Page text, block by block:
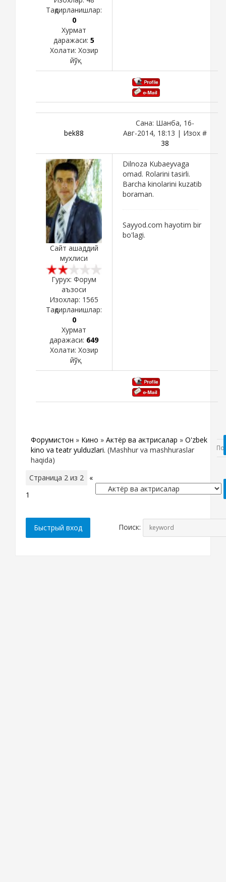
Тақдирланишлар:
0
Хурмат
даражаси: 5
Холати: Хозир
йўқ
bek88
Сана: Шанба, 16-
Авг-2014, 18:13 | Изох #
38
Сайт ашаддий
мухлиси
Гурух: Форум
аъзоси
Изохлар: 1565
Тақдирланишлар:
0
Хурмат
даражаси: 649
Холати: Хозир
йўқ
Dilnoza Kubaeyvaga
omad. Rolarini tasirli.
Barcha kinolarini kuzatib
boraman.
Sayyod.com hayotim bir
bo'lagi.
Форумистон » Кино » Актёр ва актрисалар » O'zbek
kino va teatr yulduzlari. (Mashhur va mashhuraslar
haqida)
Страница 2 из 2
«
1
Поиск: